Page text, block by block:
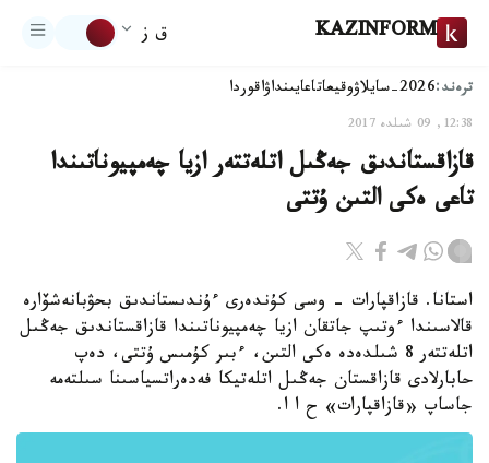
KAZINFORM ق ز
ترەند:2026-سايلاۋ وقيعاتاعايىنداۋاقوردا
12:38, 09 شىلدە 2017
قازاقستاندىق جەڭىل اتلەتتەر ازيا چەمپيوناتىندا
تاعى ەكى التىن ۇتتى
استانا. قازاقپارات - وسى كۇندەرى ءۇندىستاندىق بحۋبانەشۆارە
قالاسىندا ءوتىپ جاتقان ازيا چەمپيوناتىندا قازاقستاندىق جەڭىل
اتلەتتەر 8 شىلدەدە ەكى التىن، ءبىر كۇمىس ۇتتى، دەپ
حابارلادى قازاقستان جەڭىل اتلەتيكا فەدەراتسياسىنا سىلتەمە
جاساپ «قازاقپارات» ح ا ا.